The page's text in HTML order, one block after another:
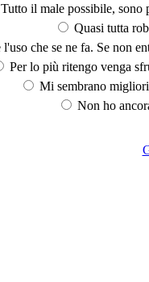
Tutto il male possibile, sono
Quasi tutta
che se ne fa. Se non
Per lo più ritengo venga
Mi sembrano
Non ho